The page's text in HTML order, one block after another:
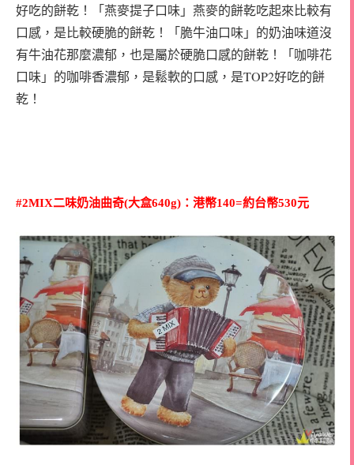
好吃的餅乾！「燕麥提子口味」燕麥的餅乾吃起來比較有
口感，是比較硬脆的餅乾！「脆牛油口味」的奶油味道沒
有牛油花那麼濃郁，也是屬於硬脆口感的餅乾！「咖啡花
口味」的咖啡香濃郁，是鬆軟的口感，是TOP2好吃的餅
乾！
#2MIX二味奶油曲奇(大盒640g)：港幣140=約台幣530元